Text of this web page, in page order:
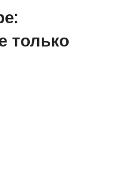
только